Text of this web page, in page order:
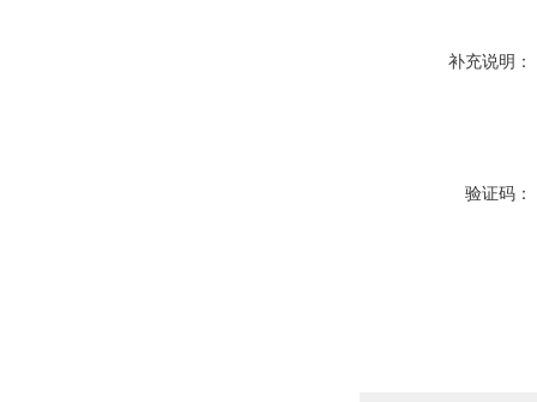
补充说明：
验证码：